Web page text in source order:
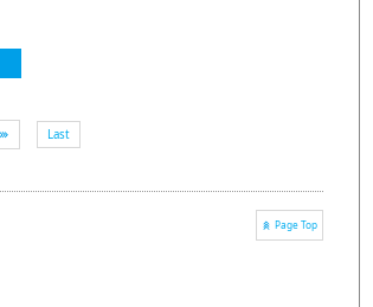
Last
Page Top